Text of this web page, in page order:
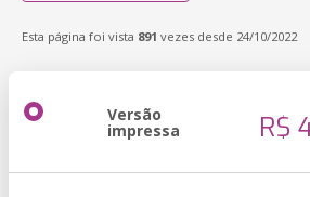
Esta página foi vista 891 vezes desde 24/10/2022
Versão
impressa R$